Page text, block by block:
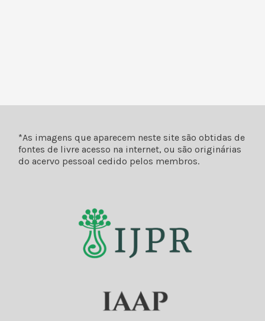
*As imagens que aparecem neste site são obtidas de
fontes de livre acesso na internet, ou são originárias
do acervo pessoal cedido pelos membros.